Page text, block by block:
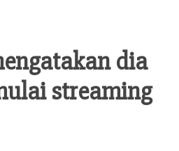
dia
streaming